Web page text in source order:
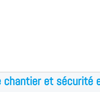
chantier et sécurité